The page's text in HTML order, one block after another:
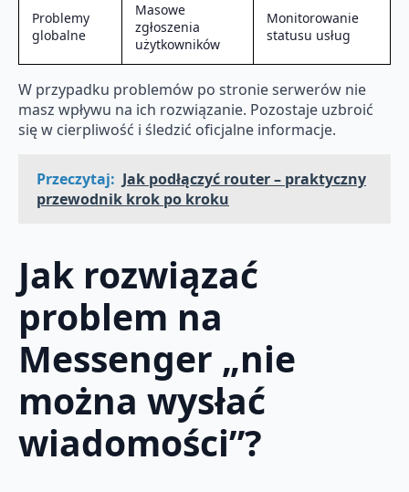
Problemy
globalne
Masowe
zgłoszenia
użytkowników
Monitorowanie
statusu usług
W przypadku problemów po stronie serwerów nie
masz wpływu na ich rozwiązanie. Pozostaje uzbroić
się w cierpliwość i śledzić oficjalne informacje.
Przeczytaj: Jak podłączyć router – praktyczny
przewodnik krok po kroku
Jak rozwiązać
problem na
Messenger „nie
można wysłać
wiadomości”?